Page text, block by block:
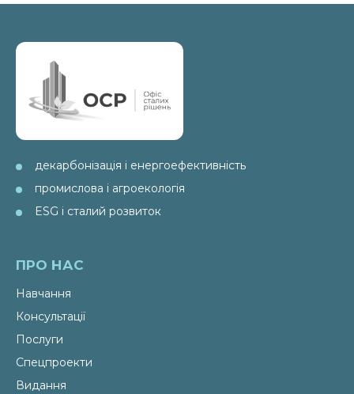
декарбонізація і енергоефективність
промислова і агроекологія
ESG і сталий розвиток
ПРО НАС
Навчання
Консультації
Послуги
Спецпроекти
Видання